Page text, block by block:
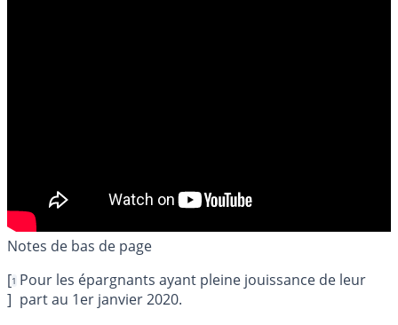
[1
]
Pour les épargnants ayant pleine jouissance de leur
part au 1er janvier 2020.